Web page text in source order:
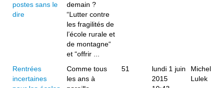
postes sans le
dire
demain ?
“Lutter contre
les fragilités de
l’école rurale et
de montagne“
et “offrir ...
Rentrées
incertaines
Comme tous
les ans à
51
lundi 1 juin
2015
Michel
Lulek